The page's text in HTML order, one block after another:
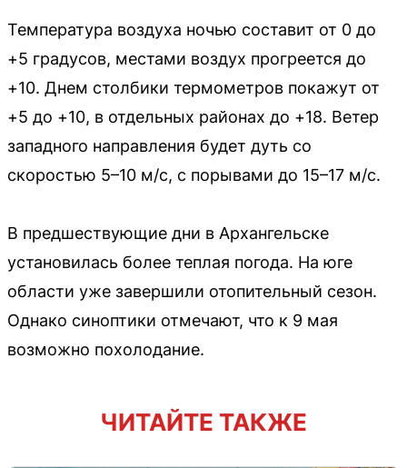
Температура воздуха ночью составит от 0 до
+5 градусов, местами воздух прогреется до
+10. Днем столбики термометров покажут от
+5 до +10, в отдельных районах до +18. Ветер
западного направления будет дуть со
скоростью 5–10 м/с, с порывами до 15–17 м/с.
В предшествующие дни в Архангельске
установилась более теплая погода. На юге
области уже завершили отопительный сезон.
Однако синоптики отмечают, что к 9 мая
возможно похолодание.
ЧИТАЙТЕ ТАКЖЕ